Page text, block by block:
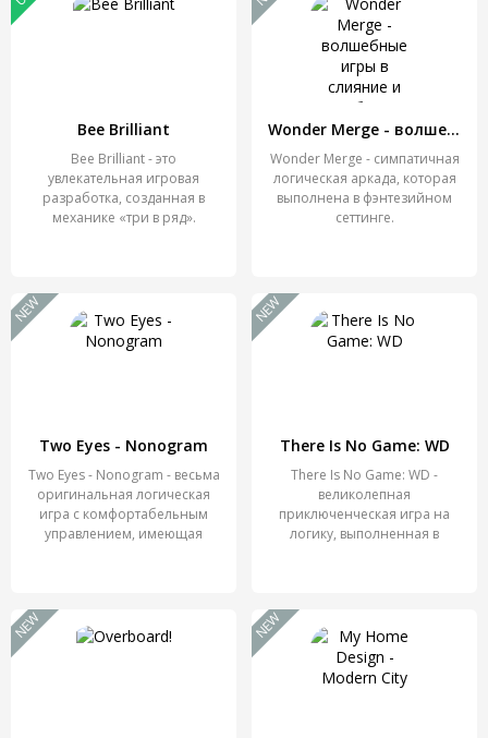
Bee Brilliant
Bee Brilliant - это
увлекательная игровая
разработка, созданная в
механике «три в ряд».
Wonder Merge - волшебные игры в слияние и сбор
Wonder Merge - симпатичная
логическая аркада, которая
выполнена в фэнтезийном
сеттинге.
Two Eyes - Nonogram
Two Eyes - Nonogram - весьма
оригинальная логическая
игра с комфортабельным
управлением, имеющая
NEW
There Is No Game: WD
There Is No Game: WD -
великолепная
приключенческая игра на
логику, выполненная в
NEW
NEW NEW